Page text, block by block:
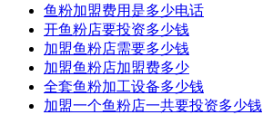
鱼粉加盟费用是多少电话
开鱼粉店要投资多少钱
加盟鱼粉店需要多少钱
加盟鱼粉店加盟费多少
全套鱼粉加工设备多少钱
加盟一个鱼粉店一共要投资多少钱